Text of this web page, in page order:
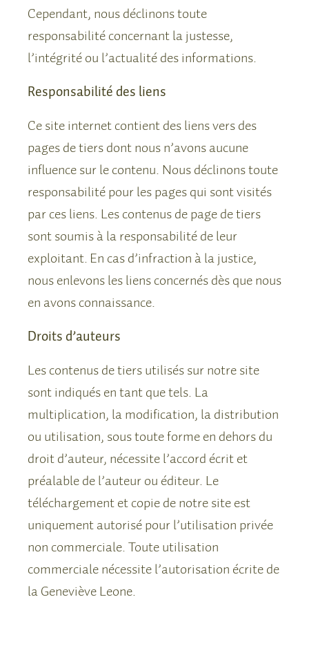
Cependant, nous déclinons toute
responsabilité concernant la justesse,
l’intégrité ou l’actualité des informations.
Responsabilité des liens
Ce site internet contient des liens vers des
pages de tiers dont nous n’avons aucune
influence sur le contenu. Nous déclinons toute
responsabilité pour les pages qui sont visités
par ces liens. Les contenus de page de tiers
sont soumis à la responsabilité de leur
exploitant. En cas d’infraction à la justice,
nous enlevons les liens concernés dès que nous
en avons connaissance.
Droits d’auteurs
Les contenus de tiers utilisés sur notre site
sont indiqués en tant que tels. La
multiplication, la modification, la distribution
ou utilisation, sous toute forme en dehors du
droit d’auteur, nécessite l’accord écrit et
préalable de l’auteur ou éditeur. Le
téléchargement et copie de notre site est
uniquement autorisé pour l’utilisation privée
non commerciale. Toute utilisation
commerciale nécessite l’autorisation écrite de
la Geneviève Leone.